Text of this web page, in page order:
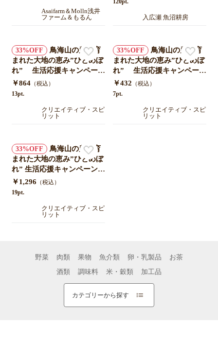
Asaifarm＆Molln浅井
ファーム＆もるん
120pt.
入広瀬 魚沼耕房
33
鳥海山の麓で育
まれた大地の恵み”ひとめぼ
れ” 生活応援キャンペーン
お試し2合×２袋 特別価格
￥864（税込）
13pt.
クリエイティブ・スピ
リット
33
鳥海山の麓で育
まれた大地の恵み”ひとめぼ
れ” 生活応援キャンペーン
お試し2合特別価格
￥432 （税込）
7pt.
クリエイティブ・スピ
リット
33
鳥海山の麓で育
まれた大地の恵み”ひとめぼ
れ” 生活応援キャンペーンお
試し2合×3袋 特別価格
￥1,296 （税込）
19pt.
クリエイティブ・スピ
リット
野菜 肉類 果物 魚介類 卵・乳製品
お茶
酒類
調味料 米・穀類 加工品
カテゴリーから探す